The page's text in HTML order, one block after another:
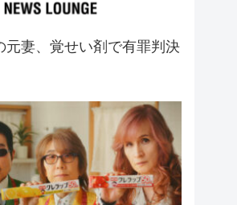
元妻、覚せい剤で有罪判決